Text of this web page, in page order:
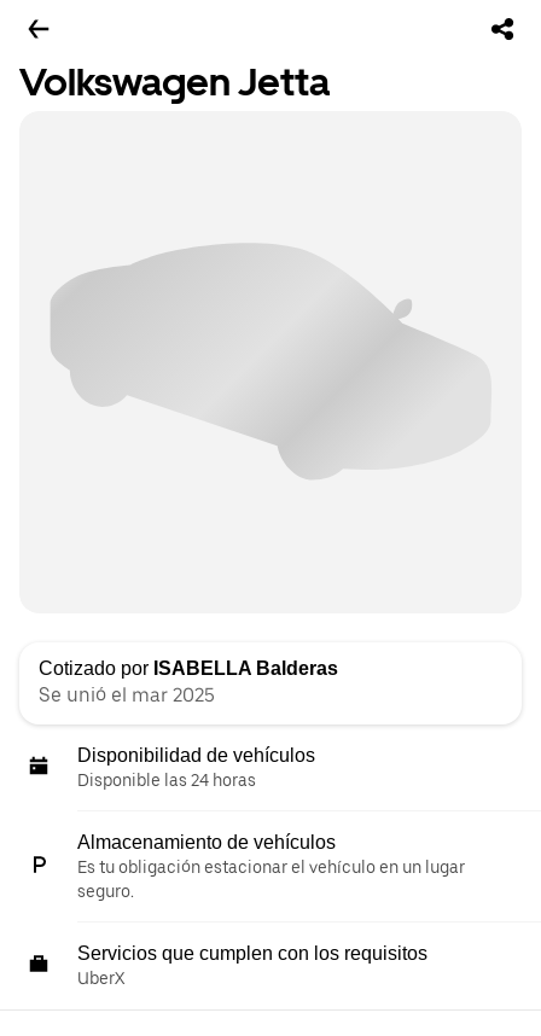
Volkswagen Jetta
Cotizado por ISABELLA Balderas
Se unió el mar 2025
Disponibilidad de vehículos
Disponible las 24 horas
Almacenamiento de vehículos
Es tu obligación estacionar el vehículo en un lugar
seguro.
Servicios que cumplen con los requisitos
UberX